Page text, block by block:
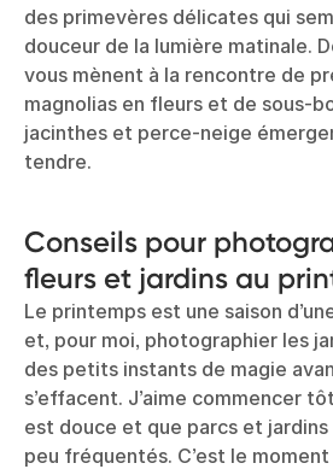
des primevères délicates qui
douceur de la lumière matinale.
vous mènent à la rencontre de
magnolias en fleurs et de sous-
jacinthes et perce-neige
tendre.
Conseils pour
fleurs et jardins au
Le printemps est une saison
et, pour moi, photographier les
des petits instants de magie
s’effacent. J’aime commencer
est douce et que parcs et
peu fréquentés. C’est le